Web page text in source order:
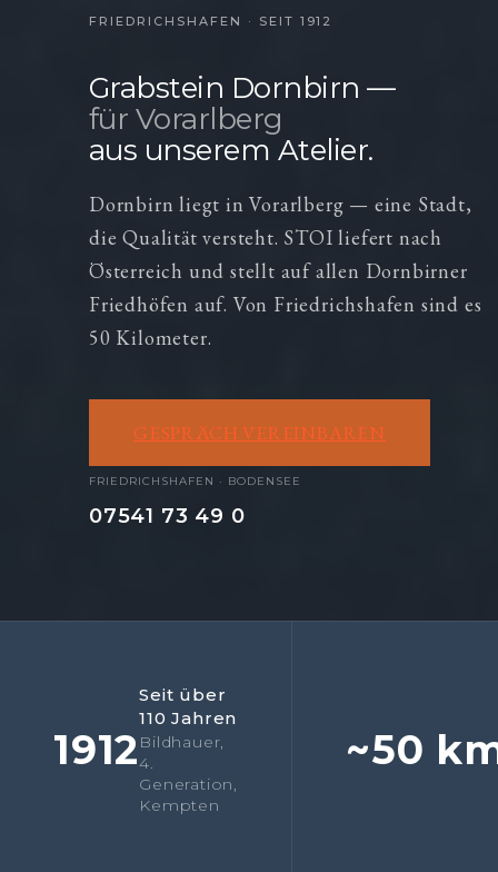
FRIEDRICHSHAFEN · SEIT 1912
Grabstein Dornbirn —
für Vorarlberg
aus unserem Atelier.
Dornbirn liegt in Vorarlberg — eine Stadt,
die Qualität versteht. STOI liefert nach
Österreich und stellt auf allen Dornbirner
Friedhöfen auf. Von Friedrichshafen sind es
50 Kilometer.
GESPRÄCH VEREINBAREN
FRIEDRICHSHAFEN · BODENSEE
07541 73 49 0
1912
Seit über
110 Jahren
Bildhauer,
4.
Generation,
Kempten
~50